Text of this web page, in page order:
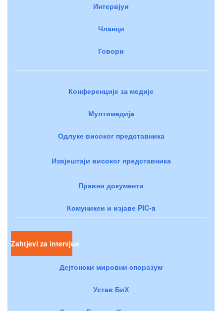
Интервјуи
Чланци
Говори
Конференције за медије
Мултимедија
Одлуке високог представника
Извјештаји високог представника
Правни документи
Комуникеи и изјаве PIC-a
Zahtjevi za intervjue
Дејтонски мировни споразум
Устав БиХ